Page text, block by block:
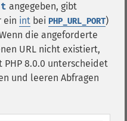
angegeben, gibt
ein int bei PHP_URL_PORT)
die angeforderte
URL nicht existiert,
PHP 8.0.0 unterscheidet
und leeren Abfragen